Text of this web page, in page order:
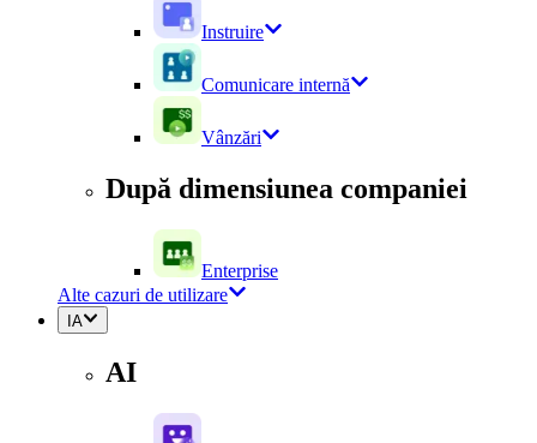
Instruire
Comunicare internă
Vânzări
După dimensiunea companiei
Enterprise
Alte cazuri de utilizare
IA
AI